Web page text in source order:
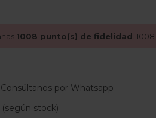
1008 punto(s) de fidelidad 1008
por Whatsapp
(según stock)